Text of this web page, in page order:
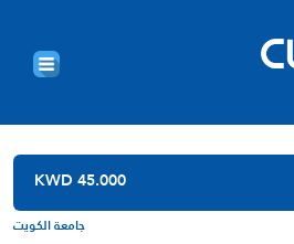
KWD 45.000
جامعة الكويت